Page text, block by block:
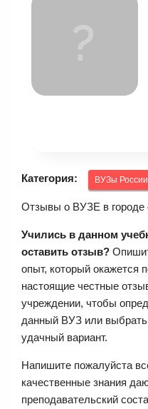
Категория: ВУЗы России
Отзывы о ВУЗЕ в городе
Учились в данном
оставить отзыв?
опыт, который окажется
настоящие честные
учреждении, чтобы
данный ВУЗ или
удачный вариант.
Напишите пожалуйста
качественные знания
преподавательский